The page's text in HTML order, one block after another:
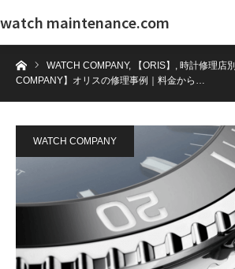
watch maintenance.com
ホームWATCH COMPANY, 【ORIS】 , 時計修理店別
COMPANY】オリスの修理事例｜料金から…
WATCH COMPANY